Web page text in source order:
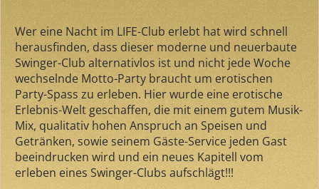
Wer eine Nacht im LIFE-Club erlebt hat wird schnell
herausfinden, dass dieser moderne und neuerbaute
Swinger-Club alternativlos ist und nicht jede Woche
wechselnde Motto-Party braucht um erotischen
Party-Spass zu erleben. Hier wurde eine erotische
Erlebnis-Welt geschaffen, die mit einem gutem Musik-
Mix, qualitativ hohen Anspruch an Speisen und
Getränken, sowie seinem Gäste-Service jeden Gast
beeindrucken wird und ein neues Kapitell vom
erleben eines Swinger-Clubs aufschlägt!!!